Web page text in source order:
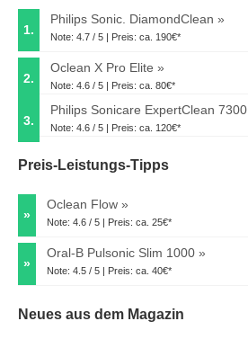
1.
Philips Sonic. DiamondClean
Note: 4.7 / 5 | Preis: ca. 190€*
2.
Oclean X Pro Elite
Note: 4.6 / 5 | Preis: ca. 80€*
3.
Philips Sonicare ExpertClean 7300
Note: 4.6 / 5 | Preis: ca. 120€*
Preis-Leistungs-Tipps
»
Oclean Flow
Note: 4.6 / 5 | Preis: ca. 25€*
»
Oral-B Pulsonic Slim 1000
Note: 4.5 / 5 | Preis: ca. 40€*
Neues aus dem Magazin